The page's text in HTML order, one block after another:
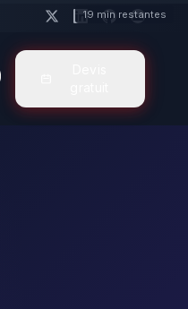
19 min restantes